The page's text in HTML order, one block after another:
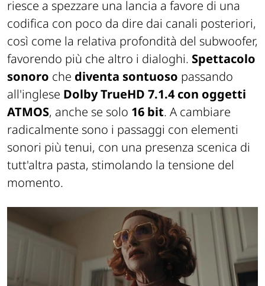
riesce a spezzare una lancia a favore di una
codifica con poco da dire dai canali posteriori,
così come la relativa profondità del subwoofer,
favorendo più che altro i dialoghi. Spettacolo
sonoro che diventa sontuoso passando
all'inglese Dolby TrueHD 7.1.4 con oggetti
ATMOS, anche se solo 16 bit. A cambiare
radicalmente sono i passaggi con elementi
sonori più tenui, con una presenza scenica di
tutt'altra pasta, stimolando la tensione del
momento.